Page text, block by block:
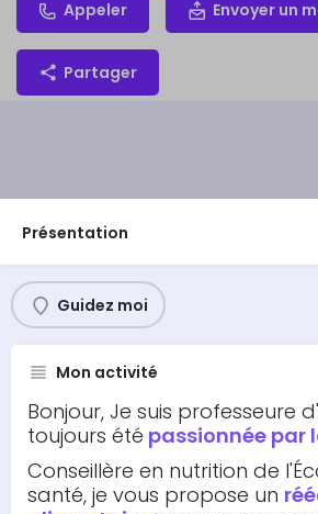
Appeler Envoyer un
Partager
Présentation
Guidez moi
Mon activité
Bonjour, Je suis professeure
toujours été passionnée par
Conseillère en nutrition de
santé, je vous propose un